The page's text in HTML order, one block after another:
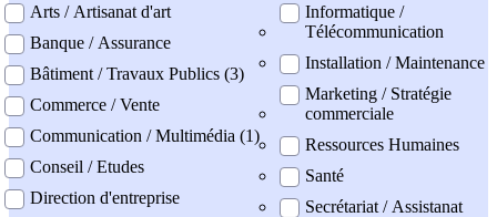
Arts / Artisanat d'art
Banque / Assurance
Bâtiment / Travaux Publics (3)
Commerce / Vente
Communication / Multimédia (1)
Conseil / Etudes
Direction d'entreprise
Informatique /
Télécommunication
Installation / Maintenance
Marketing / Stratégie
commerciale
Ressources Humaines
Santé
Secrétariat / Assistanat